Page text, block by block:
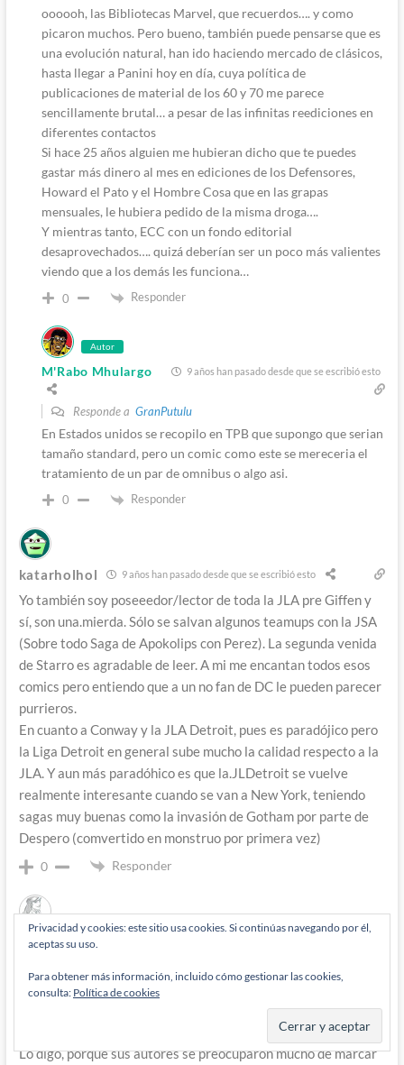
oooooh, las Bibliotecas Marvel, que recuerdos…. y como
picaron muchos. Pero bueno, también puede pensarse que es
una evolución natural, han ido haciendo mercado de clásicos,
hasta llegar a Panini hoy en día, cuya política de
publicaciones de material de los 60 y 70 me parece
sencillamente brutal… a pesar de las infinitas reediciones en
diferentes contactos
Si hace 25 años alguien me hubieran dicho que te puedes
gastar más dinero al mes en ediciones de los Defensores,
Howard el Pato y el Hombre Cosa que en las grapas
mensuales, le hubiera pedido de la misma droga….
Y mientras tanto, ECC con un fondo editorial
desaprovechados…. quizá deberían ser un poco más valientes
viendo que a los demás les funciona…
0 Responder
Autor
M'Rabo Mhulargo 9 años han pasado desde que se escribió esto
Responde a GranPutulu
En Estados unidos se recopilo en TPB que supongo que serian
tamaño standard, pero un comic como este se mereceria el
tratamiento de un par de omnibus o algo asi.
0 Responder
katarholhol 9 años han pasado desde que se escribió esto
Yo también soy poseeedor/lector de toda la JLA pre Giffen y
sí, son una.mierda. Sólo se salvan algunos teamups con la JSA
(Sobre todo Saga de Apokolips con Perez). La segunda venida
de Starro es agradable de leer. A mi me encantan todos esos
comics pero entiendo que a un no fan de DC le pueden parecer
purrieros.
En cuanto a Conway y la JLA Detroit, pues es paradójico pero
la Liga Detroit en general sube mucho la calidad respecto a la
JLA. Y aun más paradóhico es que la.JLDetroit se vuelve
realmente interesante cuando se van a New York, teniendo
sagas muy buenas como la invasión de Gotham por parte de
Despero (comvertido en monstruo por primera vez)
0 Responder
zatannasay
mancillaba a sus personajes míticos, o no se leyeron los
cómics de la LJA anteriores, o no se leyeron los de esta
Lo digo, porque sus autores se preocuparon mucho de marcar
Privacidad y cookies: este sitio usa cookies. Si continúas navegando por él,
aceptas su uso.
Para obtener más información, incluido cómo gestionar las cookies,
consulta: Política de cookies